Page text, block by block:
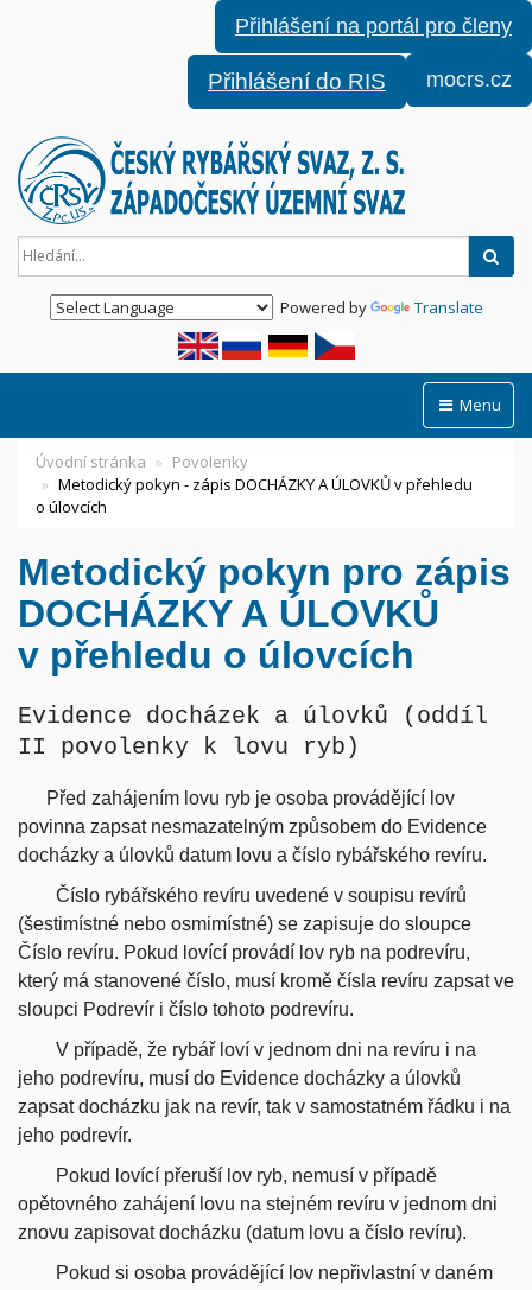
Přihlášení na portál pro členy
Přihlášení do RIS mocrs.cz
Powered by Translate
Menu
Úvodní stránka
Povolenky
Metodický pokyn - zápis DOCHÁZKY A ÚLOVKŮ v přehledu
o úlovcích
Metodický pokyn pro zápis
DOCHÁZKY A ÚLOVKŮ
v přehledu o úlovcích
Evidence docházek a úlovků (oddíl
II povolenky k lovu ryb)
Před zahájením lovu ryb je osoba provádějící lov
povinna zapsat nesmazatelným způsobem do Evidence
docházky a úlovků datum lovu a číslo rybářského revíru.
Číslo rybářského revíru uvedené v soupisu revírů
(šestimístné nebo osmimístné) se zapisuje do sloupce
Číslo revíru. Pokud lovící provádí lov ryb na podrevíru,
který má stanovené číslo, musí kromě čísla revíru zapsat ve
sloupci Podrevír i číslo tohoto podrevíru.
V případě, že rybář loví v jednom dni na revíru i na
jeho podrevíru, musí do Evidence docházky a úlovků
zapsat docházku jak na revír, tak v samostatném řádku i na
jeho podrevír.
Pokud lovící přeruší lov ryb, nemusí v případě
opětovného zahájení lovu na stejném revíru v jednom dni
znovu zapisovat docházku (datum lovu a číslo revíru).
Pokud si osoba provádějící lov nepřivlastní v daném